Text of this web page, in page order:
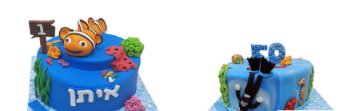
עוגת מוצאים את נמו לגיל שנה
התקשר/י
עוגת צלילה מבצק סוכר
התקשר/י